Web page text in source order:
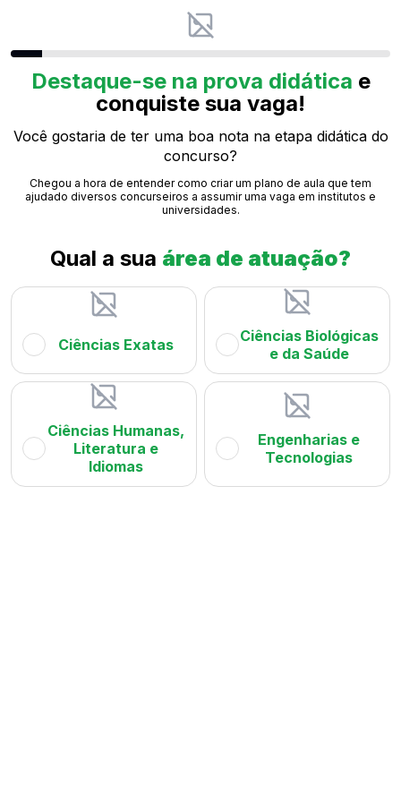
Destaque-se na prova didática e
conquiste sua vaga!
Você gostaria de ter uma boa nota na etapa didática do
concurso?
Chegou a hora de entender como criar um plano de aula que tem
ajudado diversos concurseiros a assumir uma vaga em institutos e
universidades.
Qual a sua área de atuação?
Ciências Exatas
Ciências Biológicas
e da Saúde
Ciências Humanas,
Literatura e
Idiomas
Engenharias e
Tecnologias